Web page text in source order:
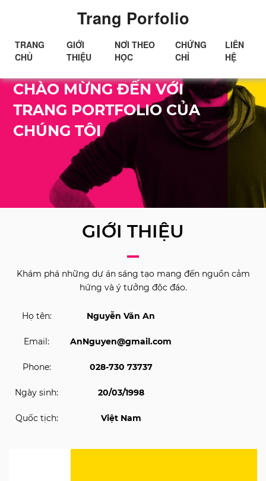
Trang Porfolio
TRANG
CHỦ
GIỚI
THIỆU
NƠI THEO
HỌC
CHỨNG
CHỈ
LIÊN
HỆ
Xin chào!
CHÀO MỪNG ĐẾN VỚI
TRANG PORTFOLIO CỦA
CHÚNG TÔI
GIỚI THIỆU
Khám phá những dự án sáng tạo mang đến nguồn cảm
hứng và ý tưởng độc đáo.
Họ tên: Nguyễn Văn An
Email: AnNguyen@gmail.com
Phone: 028-730 73737
Ngày sinh: 20/03/1998
Quốc tịch: Việt Nam